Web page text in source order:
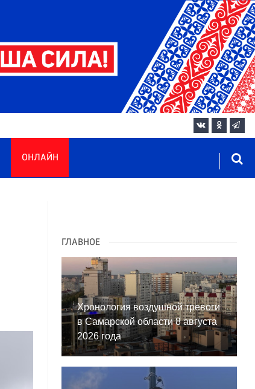
ОНЛАЙН
ГЛАВНОЕ
Хронология воздушной тревоги
в Самарской области 8 августа
2026 года